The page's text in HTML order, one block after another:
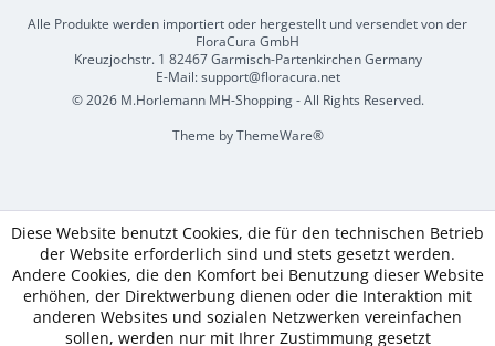
Alle Produkte werden importiert oder hergestellt und versendet von der
FloraCura GmbH
Kreuzjochstr. 1 82467 Garmisch-Partenkirchen Germany
E-Mail: support@floracura.net
© 2026 M.Horlemann MH-Shopping - All Rights Reserved.
Theme byThemeWare®
Diese Website benutzt Cookies, die für den technischen Betrieb
der Website erforderlich sind und stets gesetzt werden.
Andere Cookies, die den Komfort bei Benutzung dieser Website
erhöhen, der Direktwerbung dienen oder die Interaktion mit
anderen Websites und sozialen Netzwerken vereinfachen
sollen, werden nur mit Ihrer Zustimmung gesetzt